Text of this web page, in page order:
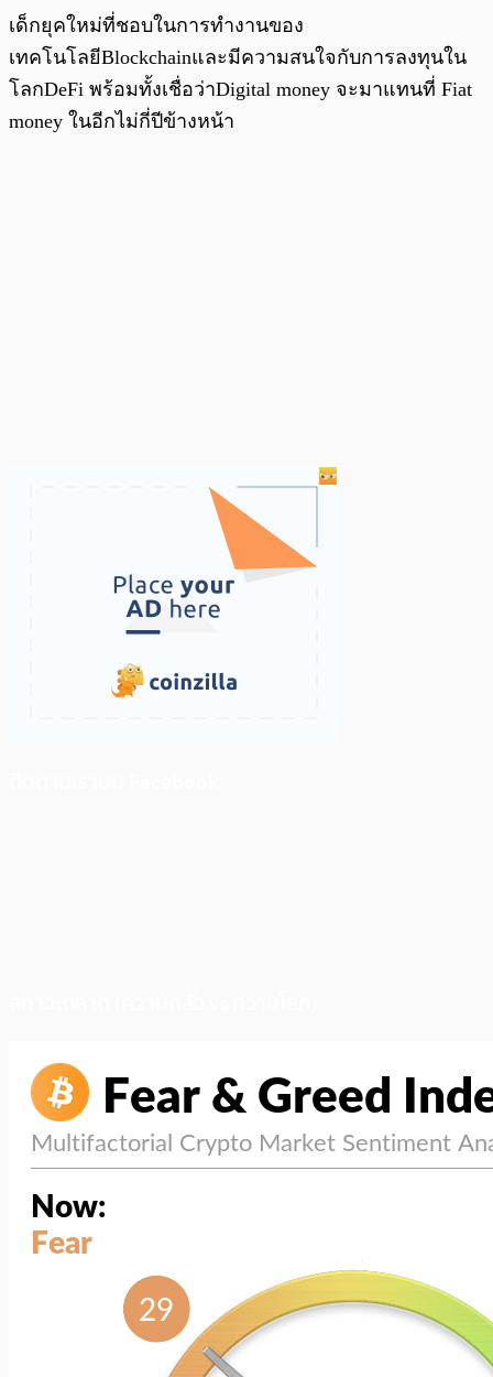
เด็กยุคใหม่ที่ชอบในการทำงานของ
เทคโนโลยีBlockchainและมีความสนใจกับการลงทุนใน
โลกDeFi พร้อมทั้งเชื่อว่าDigital money จะมาแทนที่ Fiat
money ในอีกไม่กี่ปีข้างหน้า